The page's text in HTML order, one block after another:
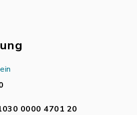
0000 4701 20